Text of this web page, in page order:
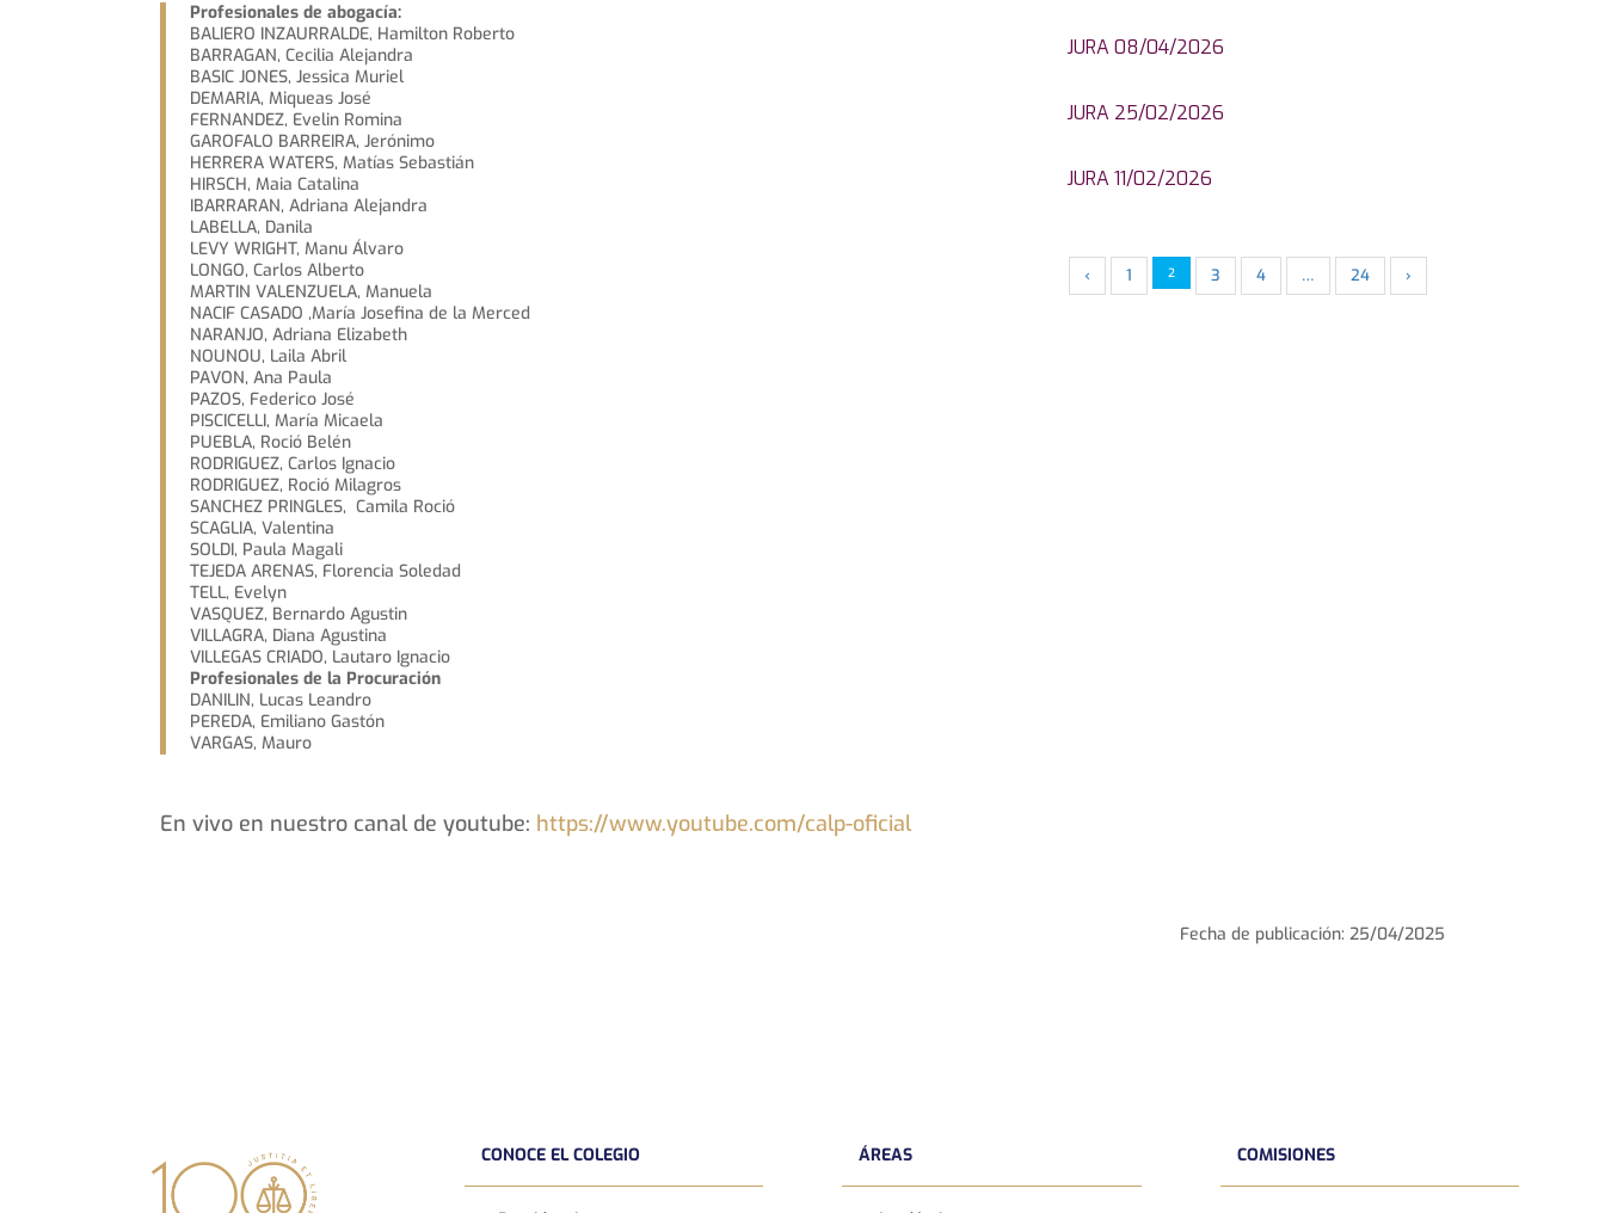
Profesionales de abogacía:
BALIERO INZAURRALDE, Hamilton Roberto
BARRAGAN, Cecilia Alejandra
BASIC JONES, Jessica Muriel
DEMARIA, Miqueas José
FERNANDEZ, Evelin Romina
GAROFALO BARREIRA, Jerónimo
HERRERA WATERS, Matías Sebastián
HIRSCH, Maia Catalina
IBARRARAN, Adriana Alejandra
LABELLA, Danila
LEVY WRIGHT, Manu Álvaro
LONGO, Carlos Alberto
MARTIN VALENZUELA, Manuela
NACIF CASADO ,María Josefina de la Merced
NARANJO, Adriana Elizabeth
NOUNOU, Laila Abril
PAVON, Ana Paula
PAZOS, Federico José
PISCICELLI, María Micaela
PUEBLA, Roció Belén
RODRIGUEZ, Carlos Ignacio
RODRIGUEZ, Roció Milagros
SANCHEZ PRINGLES, Camila Roció
SCAGLIA, Valentina
SOLDI, Paula Magali
TEJEDA ARENAS, Florencia Soledad
TELL, Evelyn
VASQUEZ, Bernardo Agustin
VILLAGRA, Diana Agustina
VILLEGAS CRIADO, Lautaro Ignacio
Profesionales de la Procuración
DANILIN, Lucas Leandro
PEREDA, Emiliano Gastón
VARGAS, Mauro
En vivo en nuestro canal de youtube: https://www.youtube.com/calp-oficial
JURA 08/04/2026
JURA 25/02/2026
JURA 11/02/2026
‹ 1 2 3 4 … 24 ›
Fecha de publicación: 25/04/2025
CONOCE EL COLEGIO ÁREAS COMISIONES